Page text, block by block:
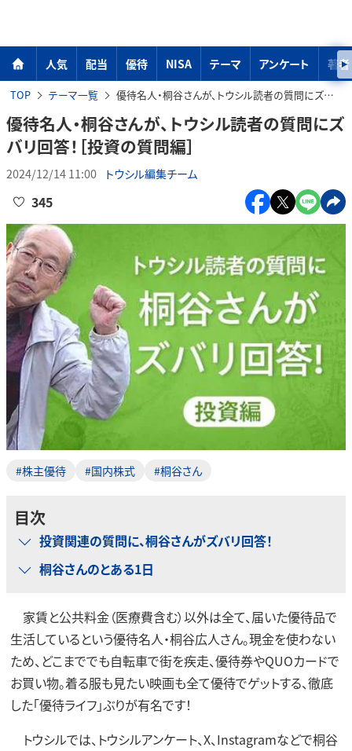
人気 配当 優待 NISA テーマ アンケート 著者
TOP テーマ一覧 優待名人・桐谷さんが、トウシル読者の質問にズバリ回答！［投資の質問編］
優待名人・桐谷さんが、トウシル読者の質問にズ
バリ回答！［投資の質問編］
2024/12/14 11:00 トウシル編集チーム
345
#株主優待 #国内株式 #桐谷さん
目次
投資関連の質問に、桐谷さんがズバリ回答！
桐谷さんのとある1日
家賃と公共料金（医療費含む）以外は全て、届いた優待品で
生活しているという優待名人・桐谷広人さん。現金を使わない
ため、どこまででも自転車で街を疾走、優待券やQUOカードで
お買い物。着る服も見たい映画も全て優待でゲットする、徹底
した「優待ライフ」ぶりが有名です！
トウシルでは、トウシルアンケート、X、Instagramなどで桐谷